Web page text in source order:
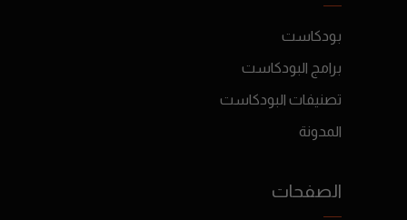
بودكاست
برامج البودكاست
تصنيفات البودكاست
المدونة
الصفحات